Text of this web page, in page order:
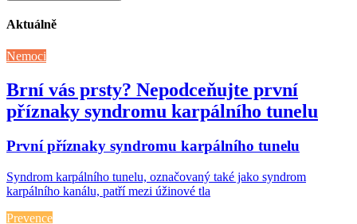
Aktuálně
Nemoci
Brní vás prsty? Nepodceňujte první
příznaky syndromu karpálního tunelu
První příznaky syndromu karpálního tunelu
Syndrom karpálního tunelu, označovaný také jako syndrom
karpálního kanálu, patří mezi úžinové tla
Prevence